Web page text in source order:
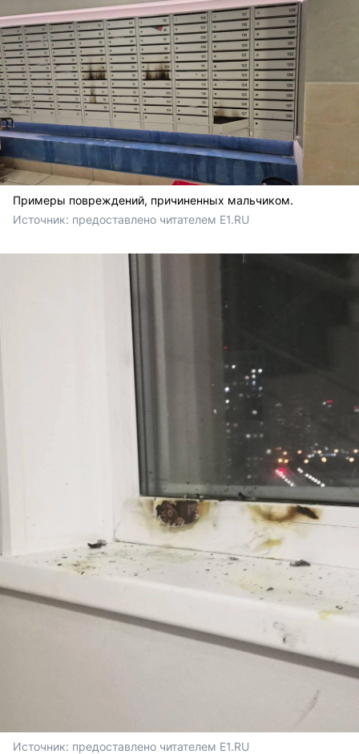
Примеры повреждений, причиненных мальчиком.
Источник: предоставлено читателем E1.RU
Источник: предоставлено читателем E1.RU